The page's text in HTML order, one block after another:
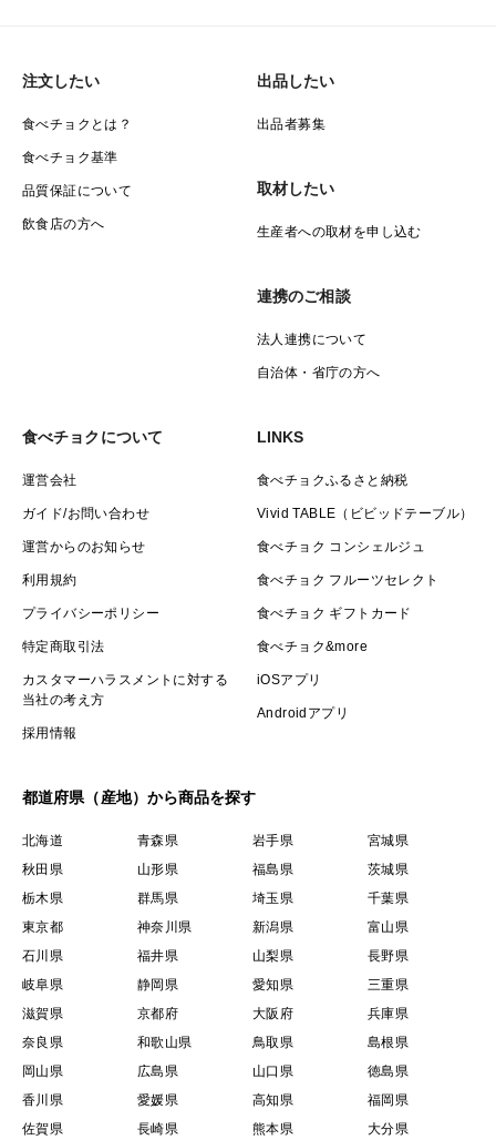
注文したい
食べチョクとは？
食べチョク基準
品質保証について
飲食店の方へ
出品したい
出品者募集
取材したい
生産者への取材を申し込む
連携のご相談
法人連携について
自治体・省庁の方へ
食べチョクについて
運営会社
ガイド/お問い合わせ
運営からのお知らせ
利用規約
プライバシーポリシー
特定商取引法
カスタマーハラスメントに対する
当社の考え方
採用情報
LINKS
食べチョクふるさと納税
Vivid TABLE（ビビッドテーブル）
食べチョク コンシェルジュ
食べチョク フルーツセレクト
食べチョク ギフトカード
食べチョク&more
iOSアプリ
Androidアプリ
都道府県（産地）から商品を探す
北海道 青森県 岩手県
宮城県
秋田県
山形県 福島県
茨城県
栃木県
群馬県 埼玉県
千葉県
東京都
神奈川県 新潟県
富山県
石川県
福井県 山梨県
長野県
岐阜県
静岡県 愛知県
三重県
滋賀県
京都府 大阪府
兵庫県
奈良県
和歌山県 鳥取県
島根県
岡山県
広島県 山口県
徳島県
香川県
愛媛県 高知県
福岡県
佐賀県
長崎県 熊本県 大分県